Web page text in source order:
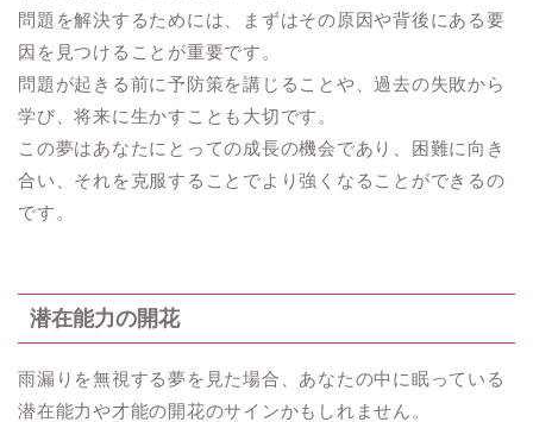
問題を解決するためには、まずはその原因や背後にある要
因を見つけることが重要です。
問題が起きる前に予防策を講じることや、過去の失敗から
学び、将来に生かすことも大切です。
この夢はあなたにとっての成長の機会であり、困難に向き
合い、それを克服することでより強くなることができるの
です。
潜在能力の開花
雨漏りを無視する夢を見た場合、あなたの中に眠っている
潜在能力や才能の開花のサインかもしれません。